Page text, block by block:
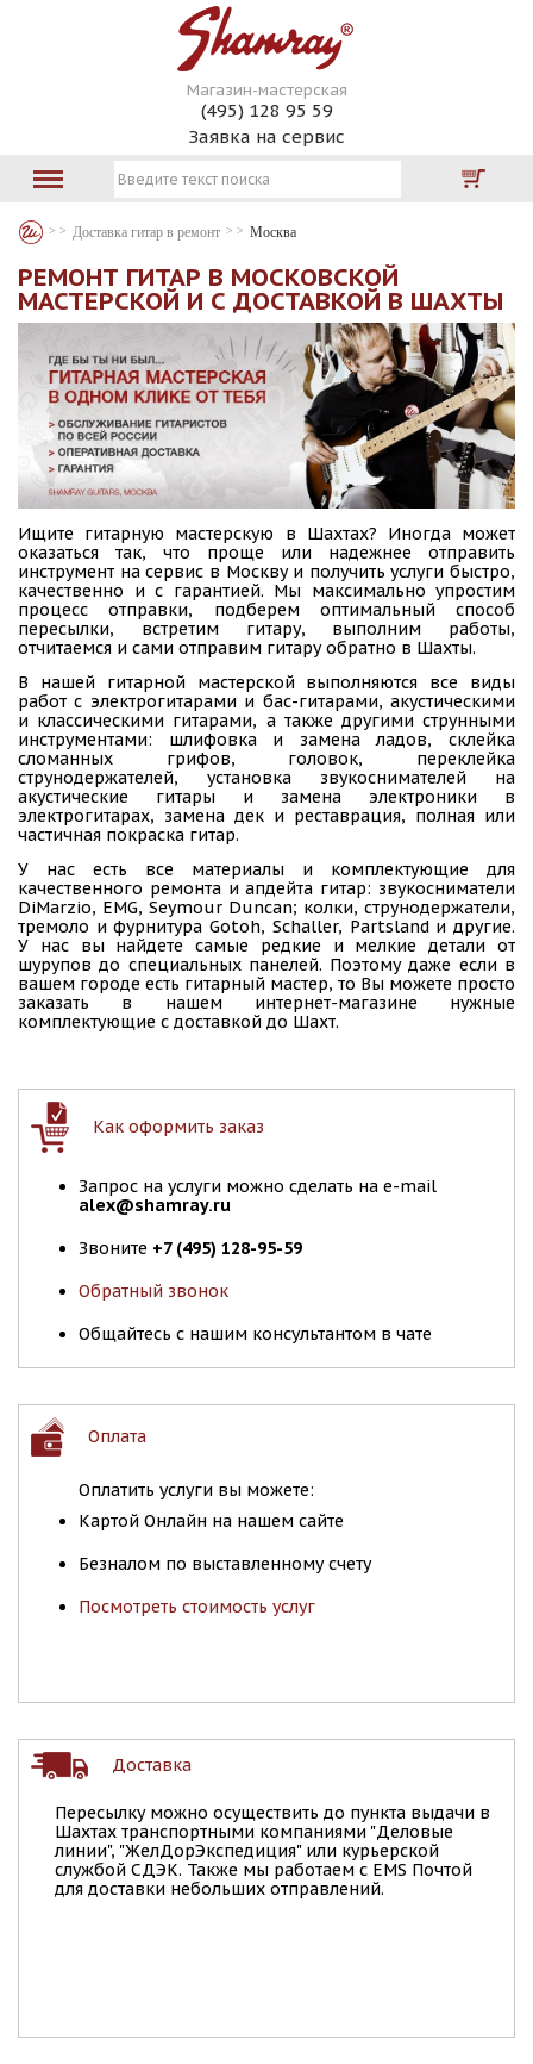
Магазин-мастерская
(495) 128 95 59
Заявка на сервис
Доставка гитар в ремонт Москва
РЕМОНТ ГИТАР В МОСКОВСКОЙ
МАСТЕРСКОЙ И С ДОСТАВКОЙ В ШАХТЫ
Ищите гитарную мастерскую в Шахтах? Иногда может
оказаться так, что проще или надежнее отправить
инструмент на сервис в Москву и получить услуги быстро,
качественно и с гарантией. Мы максимально упростим
процесс отправки, подберем оптимальный способ
пересылки, встретим гитару, выполним работы,
отчитаемся и сами отправим гитару обратно в Шахты.
В нашей гитарной мастерской выполняются все виды
работ с электрогитарами и бас-гитарами, акустическими
и классическими гитарами, а также другими струнными
инструментами: шлифовка и замена ладов, склейка
сломанных грифов, головок, переклейка
струнодержателей, установка звукоснимателей на
акустические гитары и замена электроники в
электрогитарах, замена дек и реставрация, полная или
частичная покраска гитар.
У нас есть все материалы и комплектующие для
качественного ремонта и апдейта гитар: звукосниматели
DiMarzio, EMG, Seymour Duncan; колки, струнодержатели,
тремоло и фурнитура Gotoh, Schaller, Partsland и другие.
У нас вы найдете самые редкие и мелкие детали от
шурупов до специальных панелей. Поэтому даже если в
вашем городе есть гитарный мастер, то Вы можете просто
заказать в нашем интернет-магазине нужные
комплектующие с доставкой до Шахт.
Как оформить заказ
Запрос на услуги можно сделать на e-mail
alex@shamray.ru
Звоните +7 (495) 128-95-59
Обратный звонок
Общайтесь с нашим консультантом в чате
Оплата
Оплатить услуги вы можете:
Картой Онлайн на нашем сайте
Безналом по выставленному счету
Посмотреть стоимость услуг
Доставка
Пересылку можно осуществить до пункта выдачи в
Шахтах транспортными компаниями "Деловые
линии", "ЖелДорЭкспедиция" или курьерской
службой СДЭК. Также мы работаем с EMS Почтой
для доставки небольших отправлений.